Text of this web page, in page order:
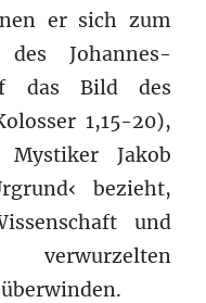
er sich zum
des Johannes-
das Bild des
1,15-20),
Jakob
bezieht,
und